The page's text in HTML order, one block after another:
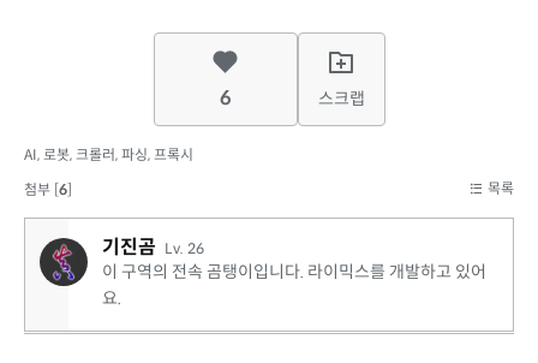
6 스크랩
AI, 로봇, 크롤러, 파싱, 프록시
첨부 [6] 목록
기진곰 Lv. 26
이 구역의 전속 곰탱이입니다. 라이믹스를 개발하고 있어
요.